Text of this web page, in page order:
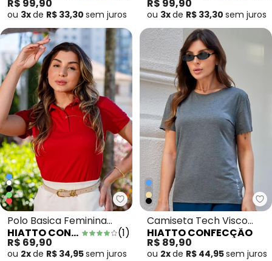
R$ 99,90
ou 3xde R$ 33,30 sem juros
Laranja
R$ 99,90
ou 3xde R$ 33,30 sem juros
Hiatto Confecção - Polo
Polo Basica Feminina
Vermelho
HIATTO CONFECÇÃO (1)
R$ 69,90
ou 2xde R$ 34,95sem juros
Camiseta Tech Visco
Feminina Mescla Grafite
HIATTO CONFECÇÃO
R$ 89,90
ou 2xde R$ 44,95sem juros